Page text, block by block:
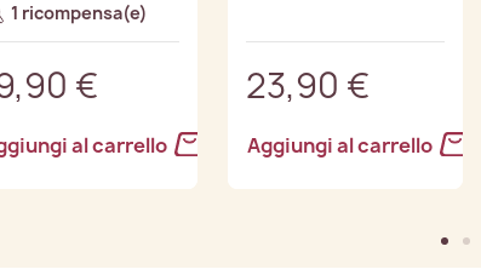
1 ricompensa(e)
€
al carrello
23,90 €
Aggiungi al carrello